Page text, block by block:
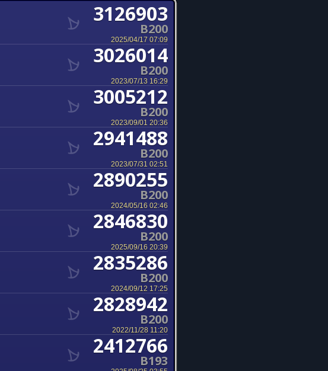
3126903
B200
2025/04/17 07:09
3026014
B200
2023/07/13 16:29
3005212
B200
2023/09/01 20:36
2941488
B200
2023/07/31 02:51
2890255
B200
2024/05/16 02:46
2846830
B200
2025/09/16 20:39
2835286
B200
2024/09/12 17:25
2828942
B200
2022/11/28 11:20
2412766
B193